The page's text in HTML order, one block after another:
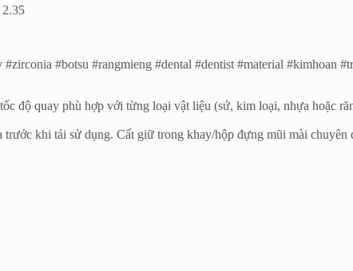
#botsu #rangmieng #dental #dentist #material #kimhoan
độ quay phù hợp với từng loại vật liệu (sứ, kim loại, nhựa hoặc
khi tái sử dụng. Cất giữ trong khay/hộp đựng mũi mài chuyên